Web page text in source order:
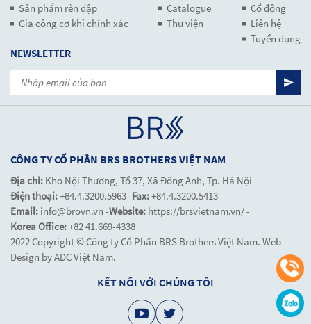
Sản phẩm rèn dập
Gia công cơ khí chính xác
Catalogue
Thư viện
Cổ đông
Liên hệ
Tuyển dụng
NEWSLETTER
CÔNG TY CỔ PHẦN BRS BROTHERS VIỆT NAM
Địa chỉ: Kho Nội Thương, Tổ 37, Xã Đông Anh, Tp. Hà Nội
Điện thoại:+84.4.3200.5963 -Fax:+84.4.3200.5413 -
Email: info@brovn.vn -Website: https://brsvietnam.vn/ -
Korea Office:+82 41.669-4338
2022 Copyright © Công ty Cổ Phần BRS Brothers Việt Nam. Web
Design by ADC Việt Nam.
KẾT NỐI VỚI CHÚNG TÔI